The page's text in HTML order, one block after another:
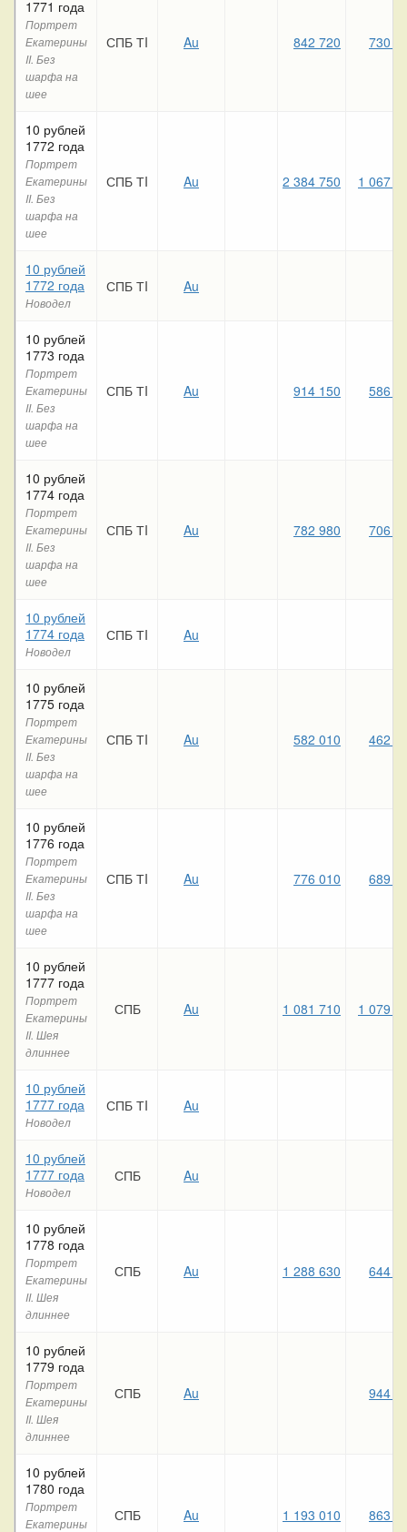
1771 года
Портрет
Екатерины
II. Без
шарфа на
шее
СПБ ТI Au 842 720 730
10 рублей
1772 года
Портрет
Екатерины
II. Без
шарфа на
шее
СПБ ТI Au 2 384 750 1 067
10 рублей
1772 года
Новодел
СПБ ТI Au
10 рублей
1773 года
Портрет
Екатерины
II. Без
шарфа на
шее
СПБ ТI Au 914 150 586
10 рублей
1774 года
Портрет
Екатерины
II. Без
шарфа на
шее
СПБ ТI Au 782 980 706
10 рублей
1774 года
Новодел
СПБ ТI Au
10 рублей
1775 года
Портрет
Екатерины
II. Без
шарфа на
шее
СПБ ТI Au 582 010 462
10 рублей
1776 года
Портрет
Екатерины
II. Без
шарфа на
шее
СПБ ТI Au 776 010 689
10 рублей
1777 года
Портрет
Екатерины
II. Шея
длиннее
СПБ Au 1 081 710 1 079
10 рублей
1777 года
Новодел
СПБ ТI Au
10 рублей
1777 года
Новодел
СПБ Au
10 рублей
1778 года
Портрет
Екатерины
II. Шея
длиннее
СПБ Au 1 288 630 644
10 рублей
1779 года
Портрет
Екатерины
II. Шея
длиннее
СПБ Au 944
10 рублей
1780 года
Портрет
Екатерины
СПБ Au 1 193 010 863